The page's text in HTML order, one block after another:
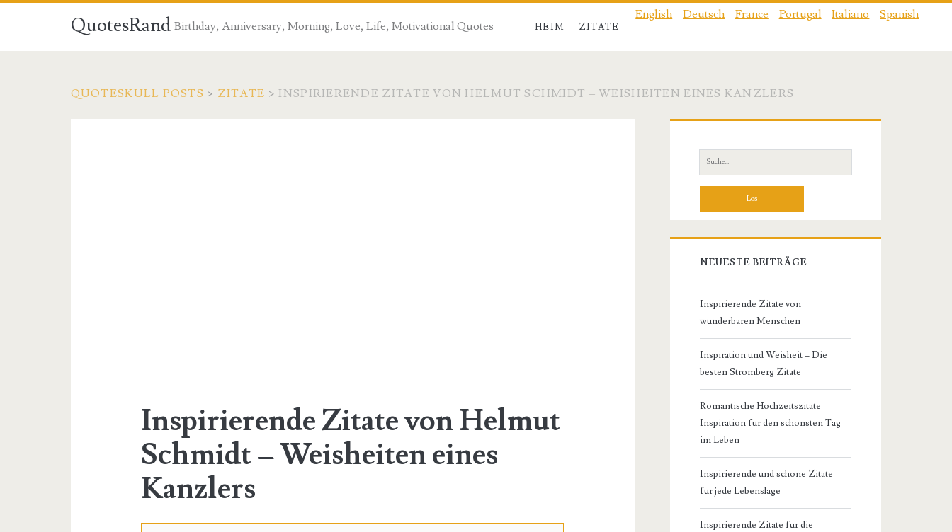
QuotesRand Birthday, Anniversary, Morning, Love, Life, Motivational Quotes HEIM ZITATE
English Deutsch France Portugal Italiano Spanish
QUOTESKULL POSTS > ZITATE >INSPIRIERENDE ZITATE VON HELMUT SCHMIDT – WEISHEITEN EINES KANZLERS
Inspirierende Zitate von Helmut
Schmidt – Weisheiten eines
Kanzlers
Suche
nach:
NEUESTE BEITRÄGE
Inspirierende Zitate von
wunderbaren Menschen
Inspiration und Weisheit – Die
besten Stromberg Zitate
Romantische Hochzeitszitate –
Inspiration fur den schonsten Tag
im Leben
Inspirierende und schone Zitate
fur jede Lebenslage
Inspirierende Zitate fur die